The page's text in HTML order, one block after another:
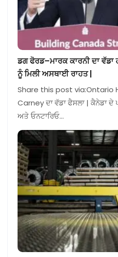
ਡਗ ਫੋਰਡ–ਮਾਰਕ ਕਾਰਨੀ ਦਾ ਵੱਡਾ
ਨੂੰ ਮਿਲੀ ਅਸਥਾਈ ਰਾਹਤ |
Share this post via:Ontario
Carney ਦਾ ਵੱਡਾ ਫੈਸਲਾ | ਕੈਨੇਡਾ
ਅਤੇ ਓਨਟਾਰਿਓ…